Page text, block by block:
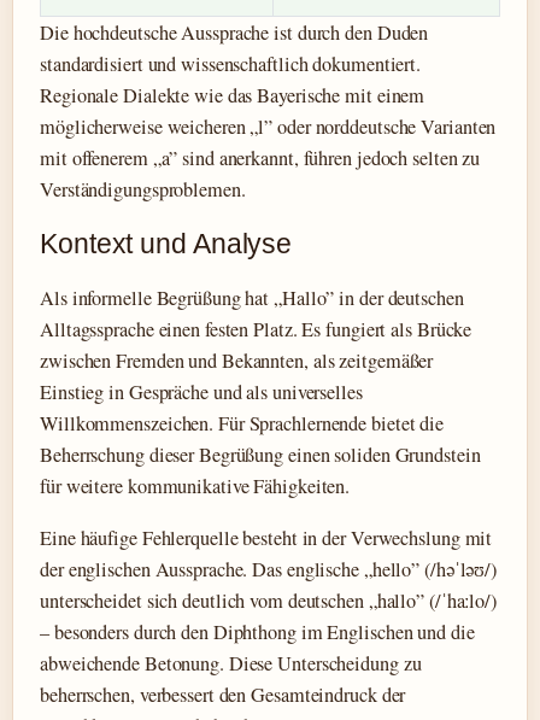
Die hochdeutsche Aussprache ist durch den Duden
standardisiert und wissenschaftlich dokumentiert.
Regionale Dialekte wie das Bayerische mit einem
möglicherweise weicheren „l” oder norddeutsche Varianten
mit offenerem „a” sind anerkannt, führen jedoch selten zu
Verständigungsproblemen.
Kontext und Analyse
Als informelle Begrüßung hat „Hallo” in der deutschen
Alltagssprache einen festen Platz. Es fungiert als Brücke
zwischen Fremden und Bekannten, als zeitgemäßer
Einstieg in Gespräche und als universelles
Willkommenszeichen. Für Sprachlernende bietet die
Beherrschung dieser Begrüßung einen soliden Grundstein
für weitere kommunikative Fähigkeiten.
Eine häufige Fehlerquelle besteht in der Verwechslung mit
der englischen Aussprache. Das englische „hello” (/həˈləʊ/)
unterscheidet sich deutlich vom deutschen „hallo” (/ˈhaːlo/)
– besonders durch den Diphthong im Englischen und die
abweichende Betonung. Diese Unterscheidung zu
beherrschen, verbessert den Gesamteindruck der